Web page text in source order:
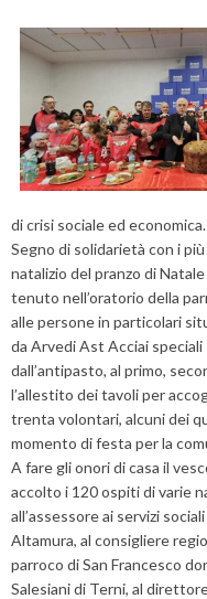
di crisi sociale ed economica.
Segno di solidarietà con i
natalizio del pranzo di
tenuto nell’oratorio della
alle persone in particolari
da Arvedi Ast Acciai
dall’antipasto, al primo,
l’allestito dei tavoli per
trenta volontari, alcuni dei
momento di festa per la
A fare gli onori di casa il
accolto i 120 ospiti di varie
all’assessore ai servizi
Altamura, al consigliere
parroco di San Francesco
Salesiani di Terni, al